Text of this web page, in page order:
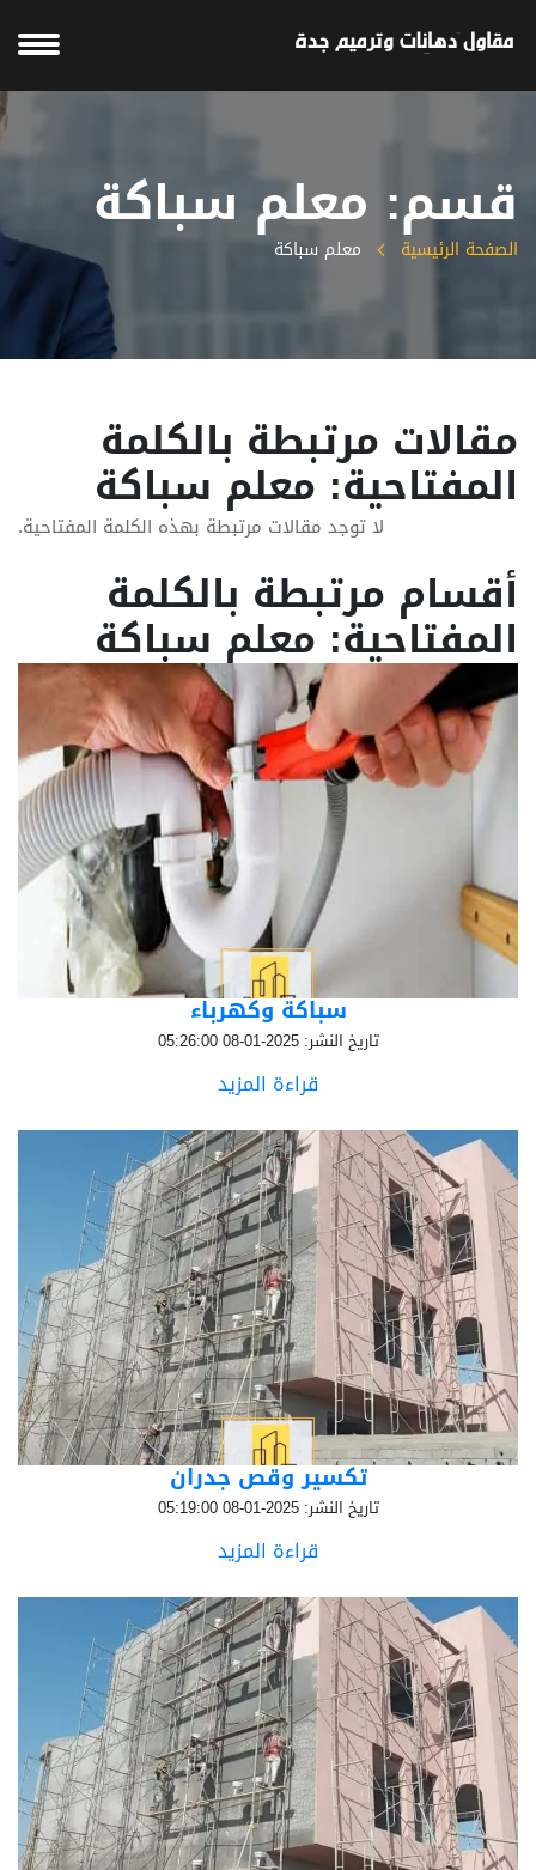
قسم: معلم سباكة
الصفحة الرئيسية معلم سباكة
مقالات مرتبطة بالكلمة
المفتاحية: معلم سباكة
لا توجد مقالات مرتبطة بهذه الكلمة المفتاحية.
أقسام مرتبطة بالكلمة
المفتاحية: معلم سباكة
سباكة وكهرباء
تاريخ النشر: 2025-01-08 05:26:00
قراءة المزيد
تكسير وقص جدران
تاريخ النشر: 2025-01-08 05:19:00
قراءة المزيد